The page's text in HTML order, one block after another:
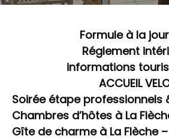
Formule à la
Réglement
informations
ACCUEIL